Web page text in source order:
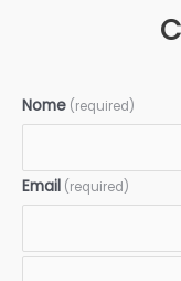
Nome (required)
Email (required)